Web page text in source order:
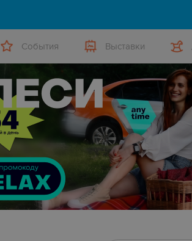
События Выставки